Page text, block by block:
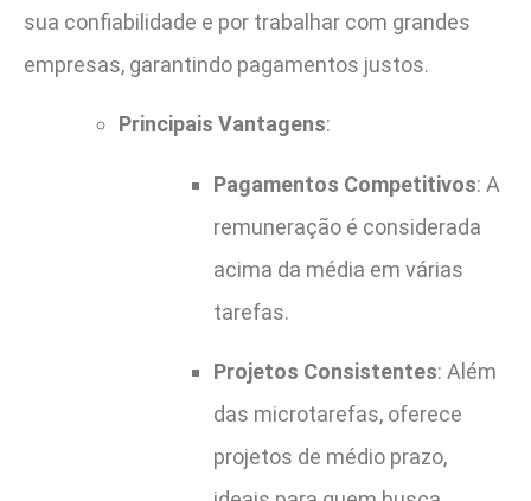
sua confiabilidade e por trabalhar com grandes
empresas, garantindo pagamentos justos.
Principais Vantagens:
Pagamentos Competitivos: A
remuneração é considerada
acima da média em várias
tarefas.
Projetos Consistentes: Além
das microtarefas, oferece
projetos de médio prazo,